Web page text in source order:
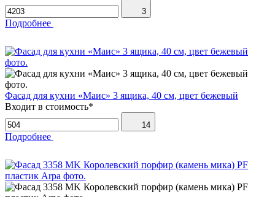
3
Подробнее
Фасад для кухни «Маис» 3 ящика, 40 см, цвет бежевый
Входит в стоимость*
14
Подробнее